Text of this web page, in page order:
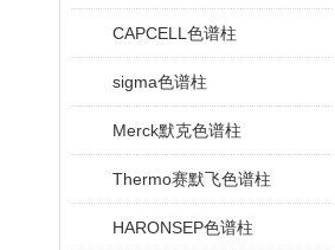
CAPCELL色谱柱
sigma色谱柱
Merck默克色谱柱
Thermo赛默飞色谱柱
HARONSEP色谱柱